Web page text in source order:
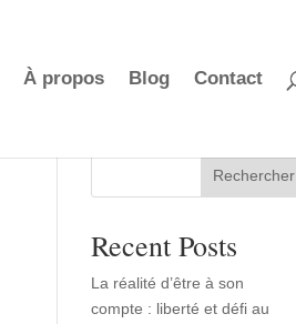
À propos Blog Contact
Rechercher
Recent Posts
La réalité d’être à son
compte : liberté et défi au